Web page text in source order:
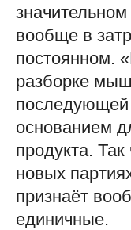
вообще в
постоянном.
разборке
последующей
основанием
продукта.
новых
признаёт
единичные.